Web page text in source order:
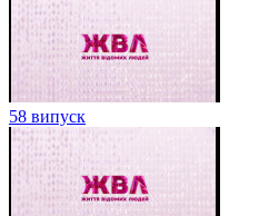
58 випуск